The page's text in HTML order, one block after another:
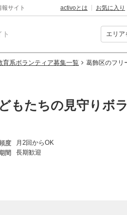
サイト activoとは お気に入り
ト
育系ボランティア募集一覧 葛飾区のフリ
もたちの見守りボ
度
月2回からOK
間
長期歓迎